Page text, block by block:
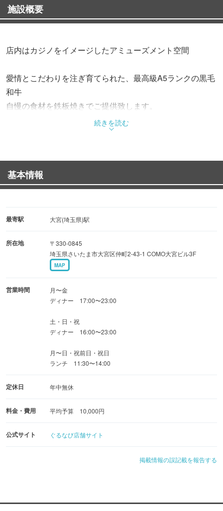
施設概要
店内はカジノをイメージしたアミューズメント空間
愛情とこだわりを注ぎ育てられた、最高級A5ランクの黒毛
和牛
自慢の食材を鉄板焼きでご提供致します。
柔らかい肉身と芳醇な香り、口に入れた瞬間にトロける上
「五感」で味わう食材と、真心のこもったおもてなしと上
質な空間でご提供致します。
て最高のひと時をお過ごし頂けます。
続きを読む
基本情報
最寄駅 大宮(埼玉県)駅
所在地
〒330-0845
埼玉県さいたま市大宮区仲町2-43-1 COMO大宮ビル3F
MAP
営業時間
月〜金
ディナー 17:00〜23:00
土・日・祝
ディナー 16:00〜23:00
月〜日・祝前日・祝日
ランチ 11:30〜14:00
定休日 年中無休
料金・費用 平均予算 10,000円
公式サイト ぐるなび店舗サイト
掲載情報の誤記載を報告する